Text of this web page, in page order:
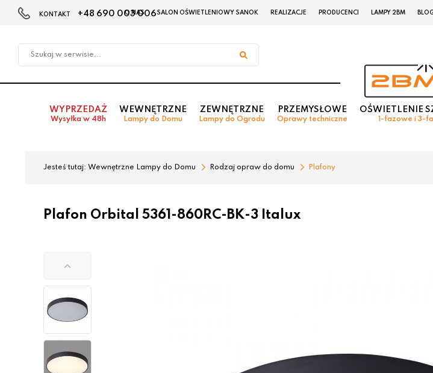
w
KONTAKT +48 690 003 006
O NAS SALON OŚWIETLENIOWY SANOK REALIZACJE PRODUCENCI LAMPY 2BM
WYPRZEDAŻ
Wysyłka w 48h
WEWNĘTRZNE
Lampy do Domu
ZEWNĘTRZNE
Lampy do Ogrodu
PRZEMYSŁOWE
Oprawy techniczne
OŚWIETLENIE
1-fazowe i 3-
Jesteś tutaj: Wewnętrzne Lampy do Domu Rodzaj opraw do domu Plafony
Plafon Orbital 5361-860RC-BK-3 Italux